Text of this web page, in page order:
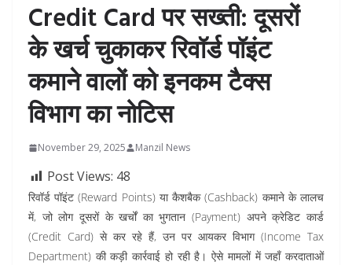
Credit Card पर सख्ती: दूसरों
के खर्च चुकाकर रिवॉर्ड पॉइंट
कमाने वालों को इनकम टैक्स
विभाग का नोटिस
November 29, 2025 Manzil News
Post Views: 48
रिवॉर्ड पॉइंट (Reward Points) या कैशबैक (Cashback) कमाने के लालच
में, जो लोग दूसरों के खर्चों का भुगतान (Payment) अपने क्रेडिट कार्ड
(Credit Card) से कर रहे हैं, उन पर आयकर विभाग (Income Tax
Department) की कड़ी कार्रवाई हो रही है। ऐसे मामलों में जहाँ करदाताओं